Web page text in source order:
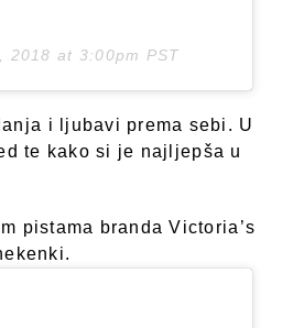
2018 at 3:00pm PST
i ljubavi prema sebi. U
te kako si je najljepša u
pistama branda Victoria’s